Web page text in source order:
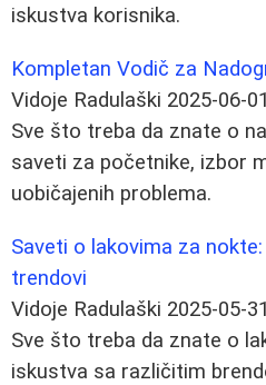
iskustva korisnika.
Kompletan Vodič za
Vidoje Radulaški 2025-06-01
Sve što treba da znate o
saveti za početnike, izbor
uobičajenih problema.
Saveti o lakovima za
trendovi
Vidoje Radulaški 2025-05-31
Sve što treba da znate o
iskustva sa različitim